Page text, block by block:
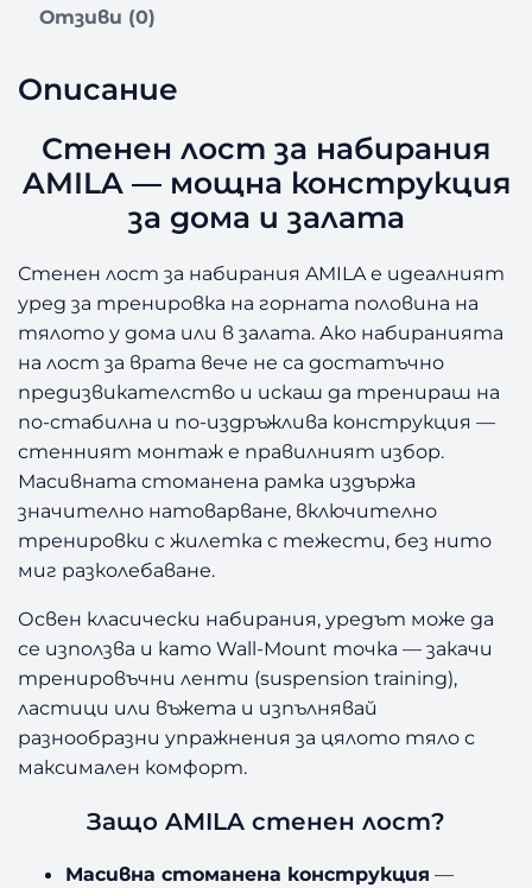
С
е
о
т
з
а
н
а
б
и
р
н
и
A
M
I
L
A
Отзиви (0)
Описание
Стенен лост за набирания
AMILA — мощна конструкция
за дома и залата
Стенен лост за набирания AMILA е идеалният
уред за тренировка на горната половина на
тялото у дома или в залата. Ако набиранията
на лост за врата вече не са достатъчно
предизвикателство и искаш да тренираш на
по-стабилна и по-издръжлива конструкция —
стенният монтаж е правилният избор.
Масивната стоманена рамка издържа
значително натоварване, включително
тренировки с жилетка с тежести, без нито
миг разколебаване.
Освен класически набирания, уредът може да
се използва и като Wall-Mount точка — закачи
тренировъчни ленти (suspension training),
ластици или въжета и изпълнявай
разнообразни упражнения за цялото тяло с
максимален комфорт.
Защо AMILA стенен лост?
Масивна стоманена конструкция —